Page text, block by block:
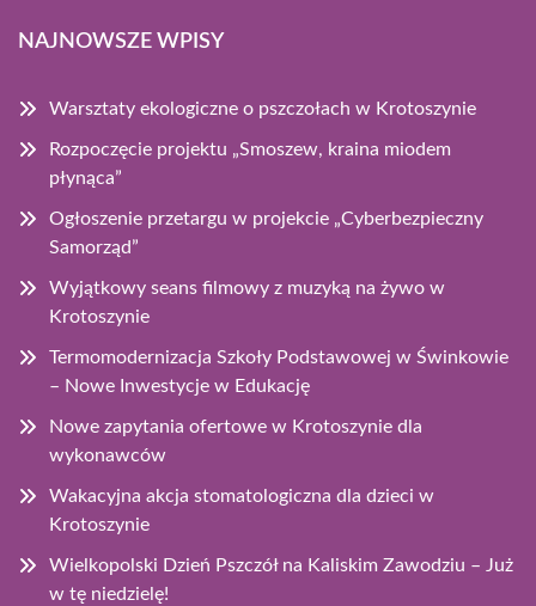
NAJNOWSZE WPISY
Warsztaty ekologiczne o pszczołach w Krotoszynie
Rozpoczęcie projektu „Smoszew, kraina miodem
płynąca”
Ogłoszenie przetargu w projekcie „Cyberbezpieczny
Samorząd”
Wyjątkowy seans filmowy z muzyką na żywo w
Krotoszynie
Termomodernizacja Szkoły Podstawowej w Świnkowie
– Nowe Inwestycje w Edukację
Nowe zapytania ofertowe w Krotoszynie dla
wykonawców
Wakacyjna akcja stomatologiczna dla dzieci w
Krotoszynie
Wielkopolski Dzień Pszczół na Kaliskim Zawodziu – Już
w tę niedzielę!